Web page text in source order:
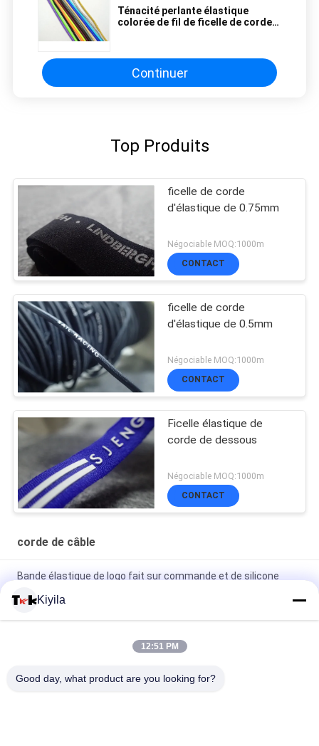
Ténacité perlante élastique
colorée de fil de ficelle de corde
Continuer
Top Produits
ficelle de corde
d'élastique de 0.75mm
Négociable MOQ:1000m
CONTACT
ficelle de corde
d'élastique de 0.5mm
Négociable MOQ:1000m
CONTACT
Ficelle élastique de
corde de dessous
Négociable MOQ:1000m
CONTACT
corde de câble
Bande élastique de logo fait sur commande et de silicone
OEM/ODM en nylon plats de corde de haute corde non
élastique de la ténacité 3cm disponible
le logo de relief
Kiyila
12:51 PM
Good day, what product are you looking for?